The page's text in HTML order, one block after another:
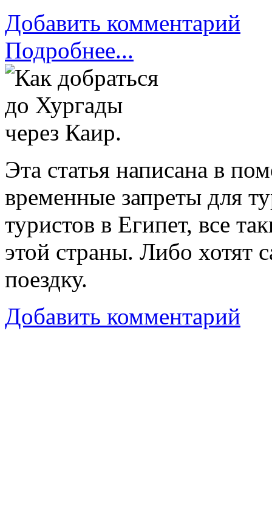
Добавить комментарий
Подробнее...
Эта статья написана в
временные запреты для
туристов в Египет, все
этой страны. Либо хотят
поездку.
Добавить комментарий